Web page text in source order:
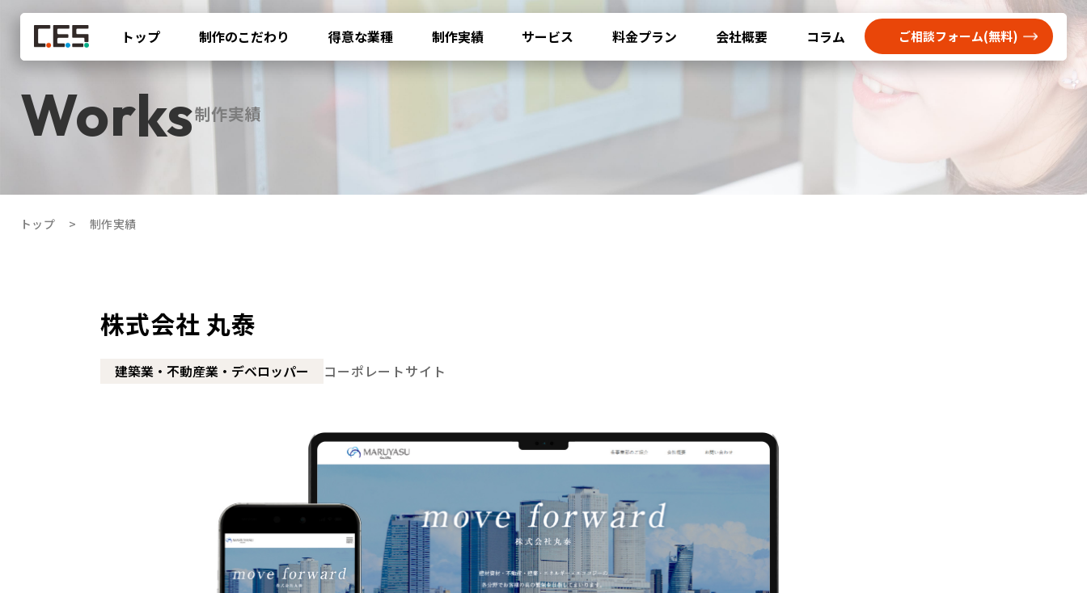
トップ 制作のこだわり 得意な業種 制作実績 サービス 料金プラン 会社概要 コラム ご相談フォーム(無料)
制作実績
トップ 制作実績
株式会社 丸泰
建築業・不動産業・デベロッパー コーポレートサイト